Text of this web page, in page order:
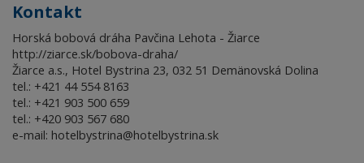
Kontakt
Horská bobová dráha Pavčina Lehota - Žiarce
http://ziarce.sk/bobova-draha/
Žiarce a.s., Hotel Bystrina 23, 032 51 Demänovská Dolina
tel.: +421 44 554 8163
tel.: +421 903 500 659
tel.: +420 903 567 680
e-mail: hotelbystrina@hotelbystrina.sk